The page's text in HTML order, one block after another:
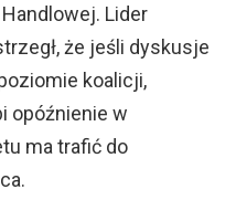
Lider
że jeśli dyskusje
koalicji,
opóźnienie w
ma trafić do